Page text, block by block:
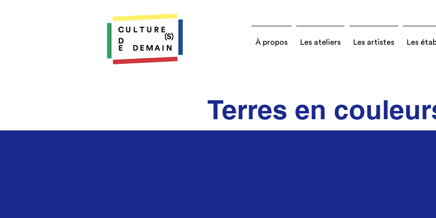
À propos Les ateliers Les artistes Les
Terres en